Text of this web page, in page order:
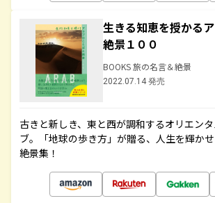
生きる知恵を授かる
絶景１００
BOOKS 旅の名言＆絶景
2022.07.14 発売
古きと新しき、東と西が調和するオリエン
ブ。「地球の歩き方」が贈る、人生を輝か
絶景集！